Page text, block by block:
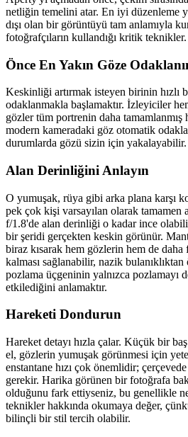
netliğin temelini atar. En iyi düzenleme
dışı olan bir görüntüyü tam anlamıyla
fotoğrafçıların kullandığı kritik teknikler.
Önce En Yakın Göze
Keskinliği artırmak isteyen birinin hızlı
odaklanmakla başlamaktır. İzleyiciler
gözler tüm portrenin daha tamamlanmış
modern kameradaki göz otomatik
durumlarda gözü sizin için yakalayabilir.
Alan Derinliğini Anlayın
O yumuşak, rüya gibi arka plana karşı
pek çok kişi varsayılan olarak tamamen
f/1.8'de alan derinliği o kadar ince
bir şeridi gerçekten keskin görünür.
biraz kısarak hem gözlerin hem de daha
kalması sağlanabilir, nazik
pozlama üçgeninin yalnızca pozlamayı
etkilediğini anlamaktır.
Hareketi Dondurun
Hareket detayı hızla çalar. Küçük bir
el, gözlerin yumuşak görünmesi için
enstantane hızı çok önemlidir;
gerekir. Harika görünen bir fotoğrafa
olduğunu fark ettiyseniz, bu genellikle
teknikler hakkında okumaya değer,
bilinçli bir stil tercih olabilir.